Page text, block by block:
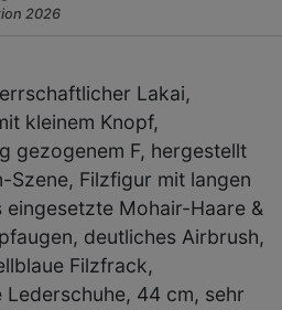
2026
Lakai,
kleinem Knopf,
gezogenem F, hergestellt
Szene, Filzfigur mit langen
eingesetzte Mohair-Haare &
deutliches Airbrush,
Filzfrack,
44 cm, sehr